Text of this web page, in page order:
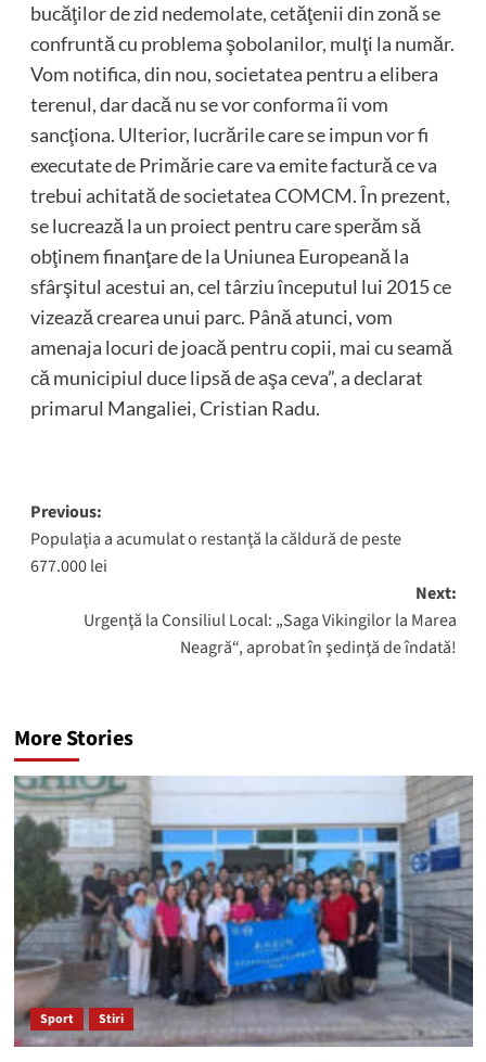
bucăţilor de zid nedemolate, cetăţenii din zonă se
confruntă cu problema şobolanilor, mulţi la număr.
Vom notifica, din nou, societatea pentru a elibera
terenul, dar dacă nu se vor conforma îi vom
sancţiona. Ulterior, lucrările care se impun vor fi
executate de Primărie care va emite factură ce va
trebui achitată de societatea COMCM. În prezent,
se lucrează la un proiect pentru care sperăm să
obţinem finanţare de la Uniunea Europeană la
sfârşitul acestui an, cel târziu începutul lui 2015 ce
vizează crearea unui parc. Până atunci, vom
amenaja locuri de joacă pentru copii, mai cu seamă
că municipiul duce lipsă de aşa ceva”, a declarat
primarul Mangaliei, Cristian Radu.
Post
navigation
Previous:
Populaţia a acumulat o restanţă la căldură de peste
677.000 lei
Next:
Urgenţă la Consiliul Local: „Saga Vikingilor la Marea
Neagră“, aprobat în şedinţă de îndată!
More Stories
Sport Stiri